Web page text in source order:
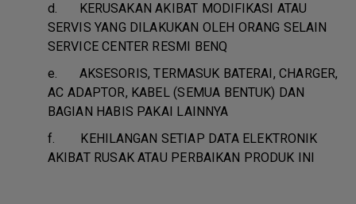
d. KERUSAKAN AKIBAT MODIFIKASI ATAU
SERVIS YANG DILAKUKAN OLEH ORANG SELAIN
SERVICE CENTER RESMI BENQ
e. AKSESORIS, TERMASUK BATERAI, CHARGER,
AC ADAPTOR, KABEL (SEMUA BENTUK) DAN
BAGIAN HABIS PAKAI LAINNYA
f. KEHILANGAN SETIAP DATA ELEKTRONIK
AKIBAT RUSAK ATAU PERBAIKAN PRODUK INI